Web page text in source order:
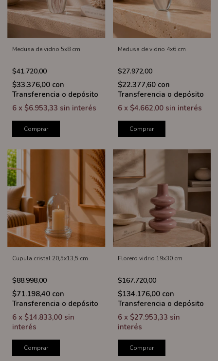
Medusa de vidrio 5x8 cm
$41.720,00
$33.376,00 con
Transferencia o depósito
6 x $6.953,33 sin interés
Comprar
Medusa de vidrio 4x6 cm
$27.972,00
$22.377,60 con
Transferencia o depósito
6 x $4.662,00 sin interés
Comprar
Cupula cristal 20,5x13,5 cm
$88.998,00
$71.198,40 con
Transferencia o depósito
6 x $14.833,00 sin
interés
Comprar
Florero vidrio 19x30 cm
$167.720,00
$134.176,00 con
Transferencia o depósito
6 x $27.953,33 sin
interés
Comprar